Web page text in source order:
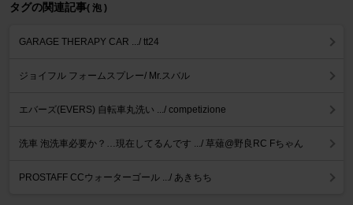
タグの関連記事( 泡 )
GARAGE THERAPY CAR .../ tt24
ジョイフル フォームスプレー/ Mr.スバル
エバーズ(EVERS) 自転車丸洗い .../ competizione
洗車 泡洗車必要か？…現在してるんです .../ 草薙@野良RC Fちゃん
PROSTAFF CCウォーターゴール .../ あきちち